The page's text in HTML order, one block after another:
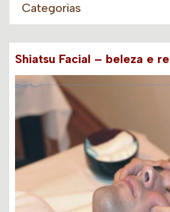
Categorias
Shiatsu Facial – beleza e